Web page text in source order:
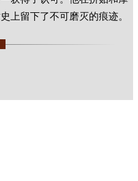
上留下了不可磨灭的痕迹。